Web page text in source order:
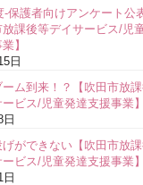
-保護者向けアンケート公
放課後等デイサービス/児
】
日
ーム到来！？【吹田市放
ビス/児童発達支援事業】
ができない【吹田市放
ビス/児童発達支援事業】